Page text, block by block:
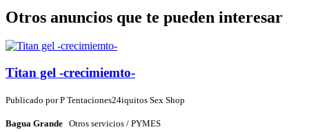
Otros anuncios que te pueden interesar
Titan gel -crecimiemto-
Publicado porP Tentaciones24iquitos Sex Shop
Bagua Grande Otros servicios / PYMES